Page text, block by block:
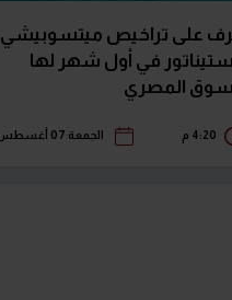
على تراخيص ميتسوبيشي
في أول شهر لها
المصري
4:20 م الجمعة 07 أغسطس 2026